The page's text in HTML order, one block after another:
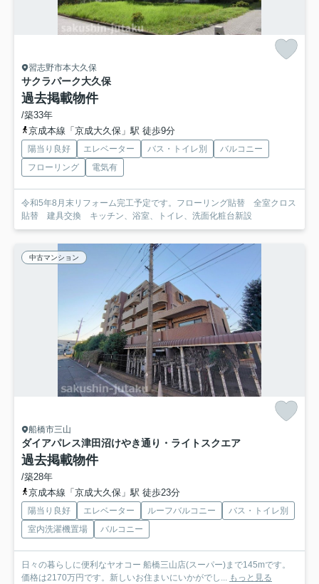
習志野市本大久保
サクラパーク大久保
過去掲載物件
/築33年
京成本線「京成大久保」駅 徒歩9分
陽当り良好 エレベーター バス・トイレ別
バルコニー
フローリング
電気有
令和5年8月末リフォーム完工予定です。フローリング貼替 全室クロス
貼替 建具交換 キッチン、浴室、トイレ、洗面化粧台新設
中古マンション
船橋市三山
ダイアパレス津田沼けやき通り・ライトスクエア
過去掲載物件
/築28年
京成本線「京成大久保」駅 徒歩23分
陽当り良好 エレベーター ルーフバルコニー
バス・トイレ別
室内洗濯機置場
バルコニー
日々の暮らしに便利なヤオコー 船橋三山店(スーパー)まで145mです。
価格は2170万円です。新しいお住まいにいかがでし... もっと見る